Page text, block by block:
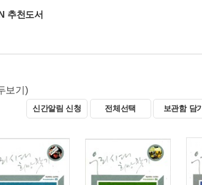
추천도서
보기)
신간알림 신청 전체선택 보관함 담기